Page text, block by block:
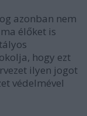
azonban nem
élőket is
hogy ezt
ilyen jogot
védelmével